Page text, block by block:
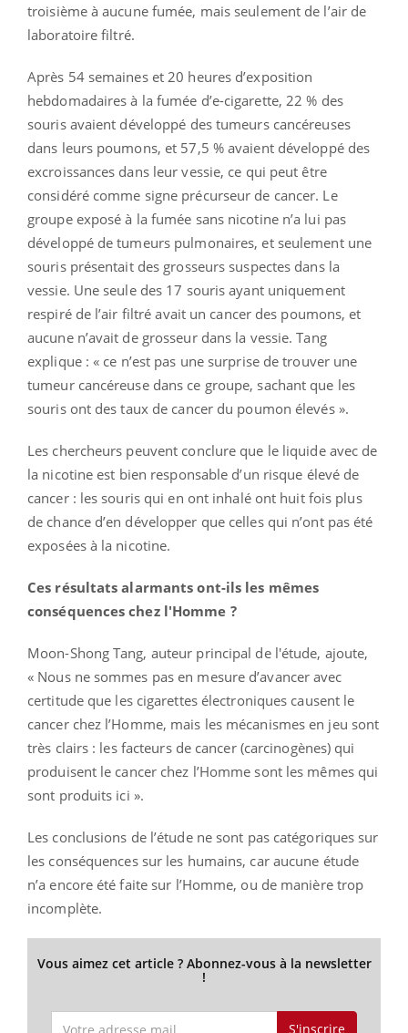
troisième à aucune fumée, mais seulement de l’air de
laboratoire filtré.
Après 54 semaines et 20 heures d’exposition
hebdomadaires à la fumée d’e-cigarette, 22 % des
souris avaient développé des tumeurs cancéreuses
dans leurs poumons, et 57,5 % avaient développé des
excroissances dans leur vessie, ce qui peut être
considéré comme signe précurseur de cancer. Le
groupe exposé à la fumée sans nicotine n’a lui pas
développé de tumeurs pulmonaires, et seulement une
souris présentait des grosseurs suspectes dans la
vessie. Une seule des 17 souris ayant uniquement
respiré de l’air filtré avait un cancer des poumons, et
aucune n’avait de grosseur dans la vessie. Tang
explique : « ce n’est pas une surprise de trouver une
tumeur cancéreuse dans ce groupe, sachant que les
souris ont des taux de cancer du poumon élevés ».
Les chercheurs peuvent conclure que le liquide avec de
la nicotine est bien responsable d’un risque élevé de
cancer : les souris qui en ont inhalé ont huit fois plus
de chance d’en développer que celles qui n’ont pas été
exposées à la nicotine.
Ces résultats alarmants ont-ils les mêmes
conséquences chez l'Homme ?
Moon-Shong Tang, auteur principal de l'étude, ajoute,
« Nous ne sommes pas en mesure d’avancer avec
certitude que les cigarettes électroniques causent le
cancer chez l’Homme, mais les mécanismes en jeu sont
très clairs : les facteurs de cancer (carcinogènes) qui
produisent le cancer chez l’Homme sont les mêmes qui
sont produits ici ».
Les conclusions de l’étude ne sont pas catégoriques sur
les conséquences sur les humains, car aucune étude
n’a encore été faite sur l’Homme, ou de manière trop
incomplète.
Vous aimez cet article ? Abonnez-vous à la newsletter
!
S'inscrire